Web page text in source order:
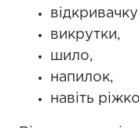
викрутки,
шило,
напилок,
навіть